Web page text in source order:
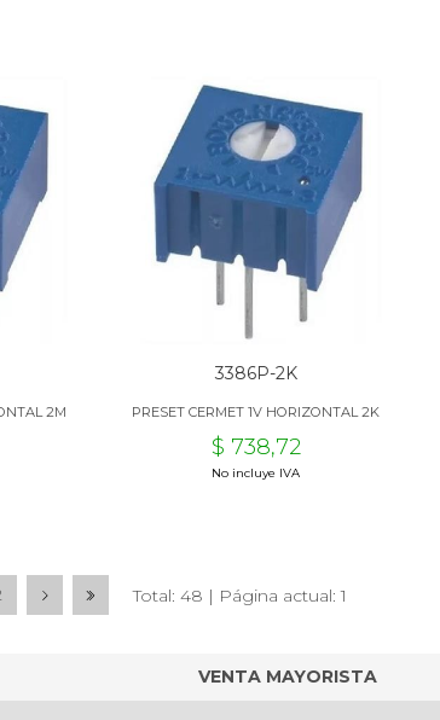
2M
3386P-2K
PRESET CERMET 1V HORIZONTAL 2K
$ 738,72
No incluye IVA
Total: 48 | Página actual: 1
VENTA MAYORISTA